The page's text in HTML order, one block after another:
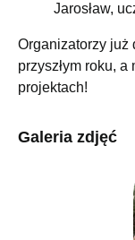
Jarosław,
Organizatorzy już
przyszłym roku,
projektach!
Galeria zdjęć